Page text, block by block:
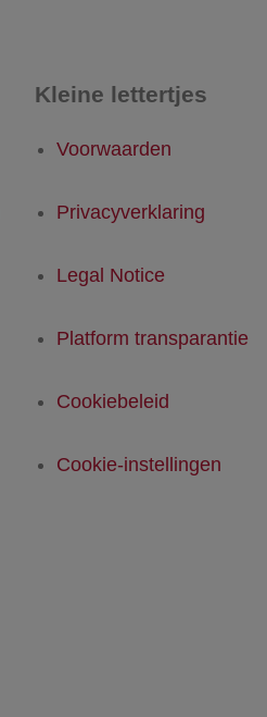
Kleine lettertjes
Voorwaarden
Privacyverklaring
Legal Notice
Platform transparantie
Cookiebeleid
Cookie-instellingen